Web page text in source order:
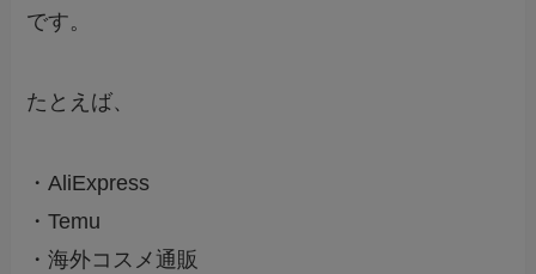
です。
たとえば、
・AliExpress
・Temu
・海外コスメ通販